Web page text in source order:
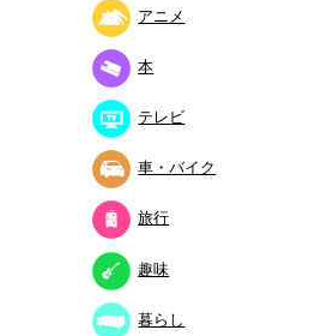
アニメ
本
テレビ
車・バイク
旅行
趣味
暮らし